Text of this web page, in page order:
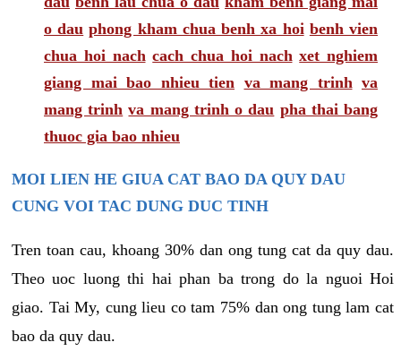
o dau phong kham chua benh xa hoi benh vien
chua hoi nach cach chua hoi nach xet nghiem
giang mai bao nhieu tien va mang trinh va
mang trinh va mang trinh o dau pha thai bang
thuoc gia bao nhieu
MOI LIEN HE GIUA CAT BAO DA QUY DAU
CUNG VOI TAC DUNG DUC TINH
Tren toan cau, khoang 30% dan ong tung cat da quy dau.
Theo uoc luong thi hai phan ba trong do la nguoi Hoi
giao. Tai My, cung lieu co tam 75% dan ong tung lam cat
bao da quy dau.